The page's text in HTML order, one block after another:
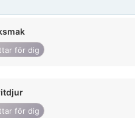
för dig
för dig